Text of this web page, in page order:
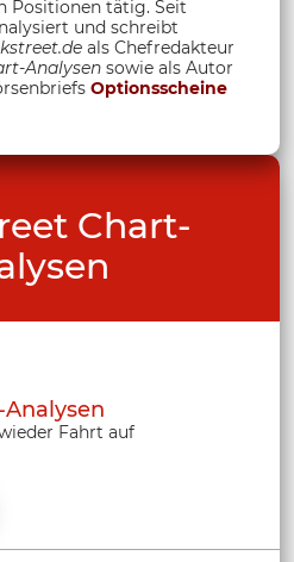
Positionen tätig. Seit
und schreibt
als Chefredakteur
Analysen sowie als Autor
Optionsscheine
Chart-
Fahrt auf